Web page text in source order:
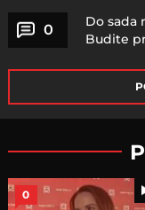
0
Do sada
Budite
0